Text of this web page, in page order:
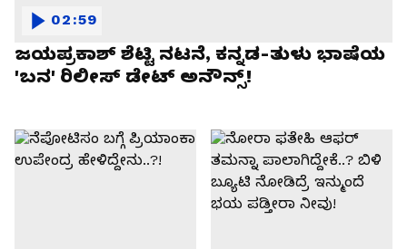
ಜಯಪ್ರಕಾಶ್ ಶೆಟ್ಟಿ ನಟನೆ, ಕನ್ನಡ-ತುಳು ಭಾಷೆಯ
'ಬನ' ರಿಲೀಸ್ ಡೇಟ್ ಅನೌನ್ಸ್!
02:59